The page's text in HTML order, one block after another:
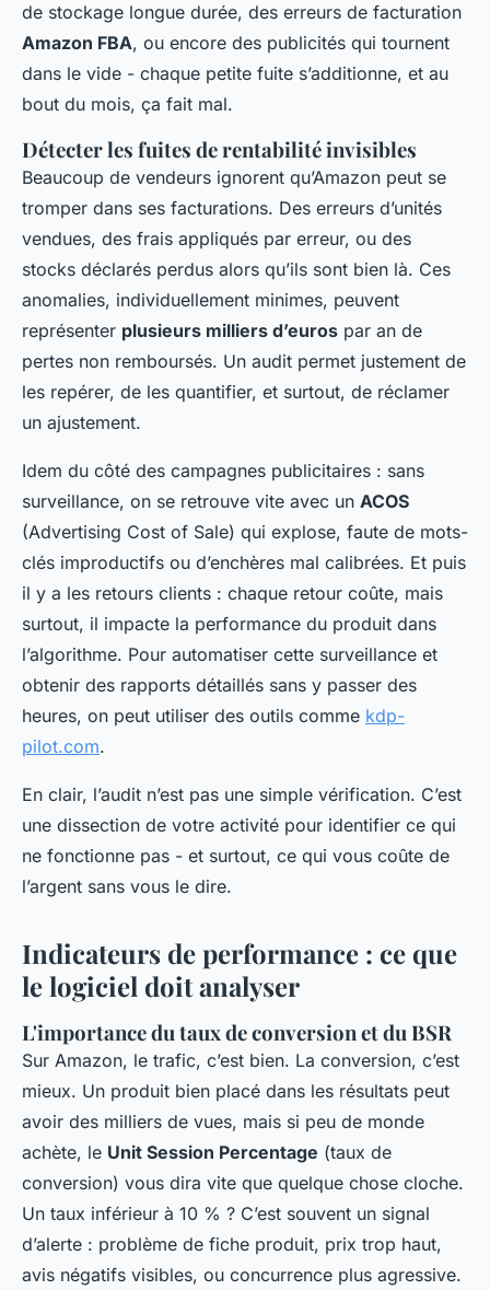
de stockage longue durée, des erreurs de facturation
Amazon FBA, ou encore des publicités qui tournent
dans le vide - chaque petite fuite s’additionne, et au
bout du mois, ça fait mal.
Détecter les fuites de rentabilité invisibles
Beaucoup de vendeurs ignorent qu’Amazon peut se
tromper dans ses facturations. Des erreurs d’unités
vendues, des frais appliqués par erreur, ou des
stocks déclarés perdus alors qu’ils sont bien là. Ces
anomalies, individuellement minimes, peuvent
représenter plusieurs milliers d’euros par an de
pertes non remboursés. Un audit permet justement de
les repérer, de les quantifier, et surtout, de réclamer
un ajustement.
Idem du côté des campagnes publicitaires : sans
surveillance, on se retrouve vite avec un ACOS
(Advertising Cost of Sale) qui explose, faute de mots-
clés improductifs ou d’enchères mal calibrées. Et puis
il y a les retours clients : chaque retour coûte, mais
surtout, il impacte la performance du produit dans
l’algorithme. Pour automatiser cette surveillance et
obtenir des rapports détaillés sans y passer des
heures, on peut utiliser des outils comme kdp-
pilot.com.
En clair, l’audit n’est pas une simple vérification. C’est
une dissection de votre activité pour identifier ce qui
ne fonctionne pas - et surtout, ce qui vous coûte de
l’argent sans vous le dire.
Indicateurs de performance : ce que
le logiciel doit analyser
L'importance du taux de conversion et du BSR
Sur Amazon, le trafic, c’est bien. La conversion, c’est
mieux. Un produit bien placé dans les résultats peut
avoir des milliers de vues, mais si peu de monde
achète, le Unit Session Percentage (taux de
conversion) vous dira vite que quelque chose cloche.
Un taux inférieur à 10 % ? C’est souvent un signal
d’alerte : problème de fiche produit, prix trop haut,
avis négatifs visibles, ou concurrence plus agressive.